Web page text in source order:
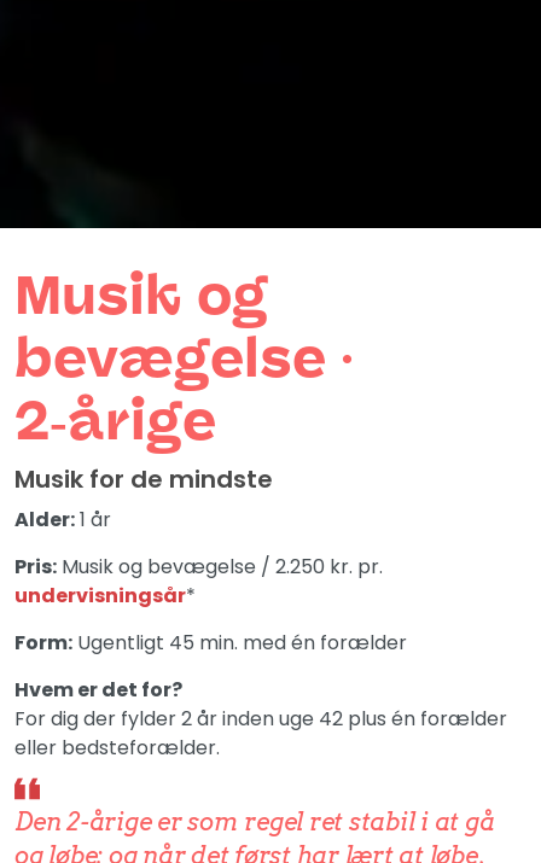
Musik og
bevægelse ∙
2‑årige
Musik for de mindste
Alder:1 år
Pris: Musik og bevægelse / 2.250 kr. pr.
undervisningsår*
Form: Ugentligt 45 min. med én forælder
Hvem er det for?
For dig der fylder 2 år inden uge 42 plus én forælder
eller bedsteforælder.
Den 2-årige er som regel ret stabil i at gå
og løbe; og når det først har lært at løbe,